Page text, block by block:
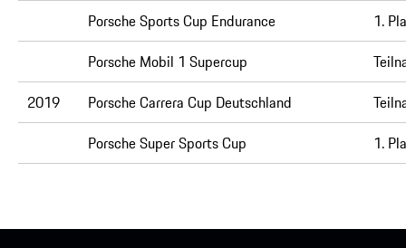
Porsche Sports Cup Endurance
1.
Porsche Mobil 1 Supercup
2019
Porsche Carrera Cup Deutschland
Porsche Super Sports Cup
1.